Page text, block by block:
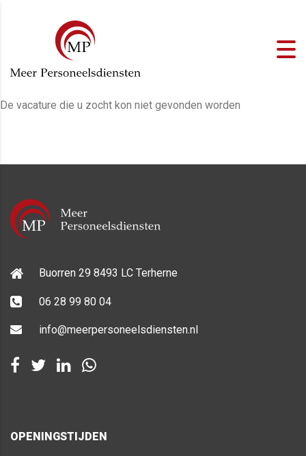
De vacature die u zocht kon niet gevonden worden
Buorren 29 8493 LC Terherne
06 28 99 80 04
info@meerpersoneelsdiensten.nl
OPENINGSTIJDEN